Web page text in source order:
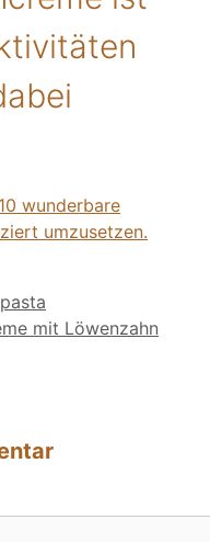
wunderbare
umzusetzen.
mit Löwenzahn